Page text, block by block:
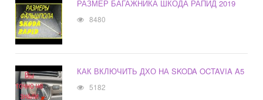
РАЗМЕР БАГАЖНИКА ШКОДА РАПИД 2019
8480
КАК ВКЛЮЧИТЬ ДХО НА SKODA OCTAVIA A5
5182